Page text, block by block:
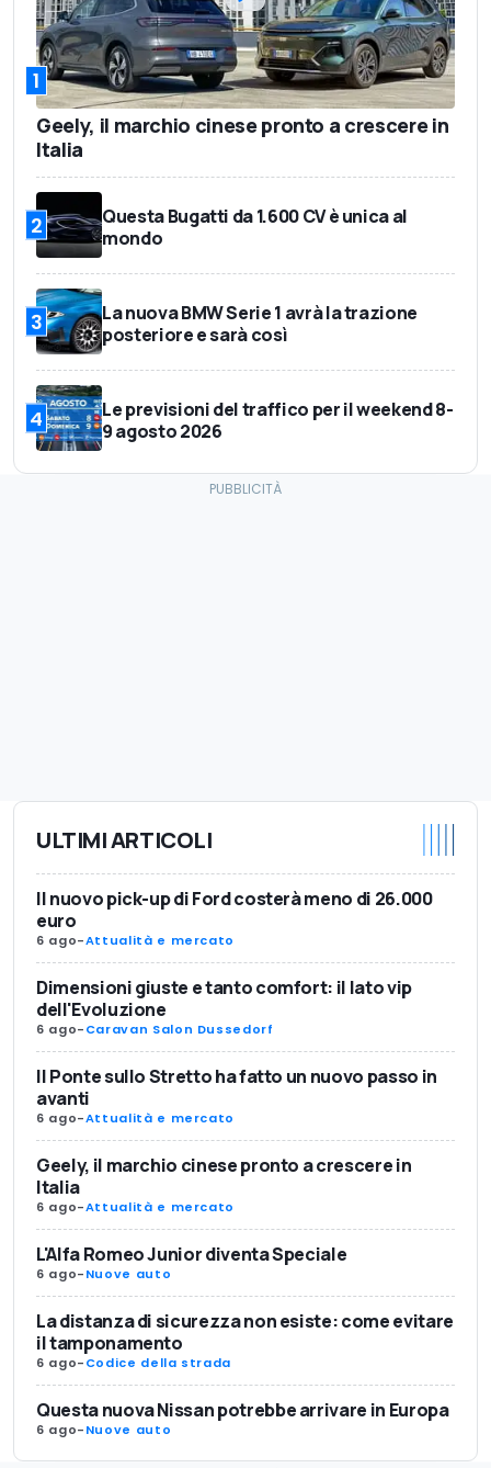
1
Geely, il marchio cinese pronto a crescere in
Italia
2
Questa Bugatti da 1.600 CV è unica al
mondo
3
La nuova BMW Serie 1 avrà la trazione
posteriore e sarà così
4
Le previsioni del traffico per il weekend 8-
9 agosto 2026
ULTIMI ARTICOLI
Il nuovo pick-up di Ford costerà meno di 26.000
euro
6 ago-Attualità e mercato
Dimensioni giuste e tanto comfort: il lato vip
dell'Evoluzione
6 ago-Caravan Salon Dussedorf
Il Ponte sullo Stretto ha fatto un nuovo passo in
avanti
6 ago-Attualità e mercato
Geely, il marchio cinese pronto a crescere in
Italia
6 ago-Attualità e mercato
L'Alfa Romeo Junior diventa Speciale
6 ago-Nuove auto
La distanza di sicurezza non esiste: come evitare
il tamponamento
6 ago-Codice della strada
Questa nuova Nissan potrebbe arrivare in Europa
6 ago-Nuove auto